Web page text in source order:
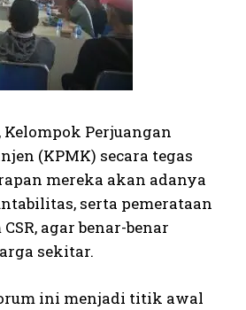
Perjuangan
(KPMK) secara tegas
mereka akan adanya
serta pemerataan
agar benar-benar
sekitar.
ini menjadi titik awal